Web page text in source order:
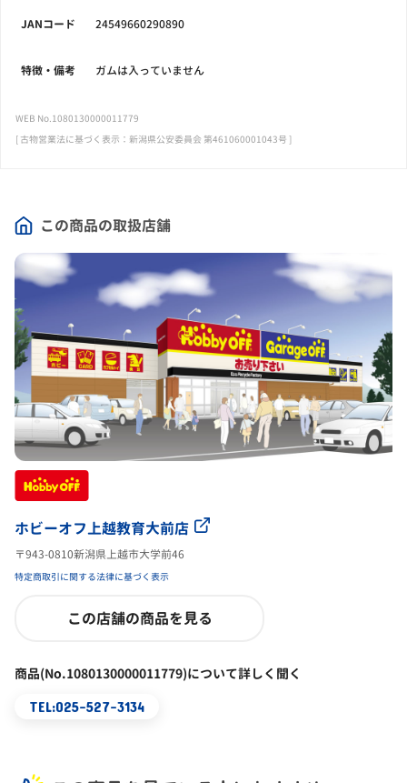
この商品の取扱店舗
ホビーオフ上越教育大前店
〒943-0810新潟県上越市大学前46
特定商取引に関する法律に基づく表示
この店舗の商品を見る
商品(No.1080130000011779)について詳しく聞く
TEL:025-527-3134
JANコード 24549660290890
特徴・備考 ガムは入っていません
WEB No.1080130000011779
[ 古物営業法に基づく表示：新潟県公安委員会 第461060001043号 ]